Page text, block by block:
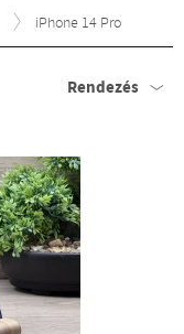
iPhone 14 Pro
Rendezés